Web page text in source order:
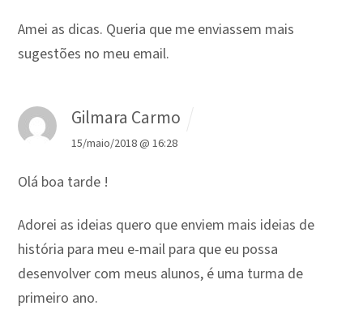
Amei as dicas. Queria que me enviassem mais
sugestões no meu email.
Gilmara Carmo
15/maio/2018 @ 16:28
Olá boa tarde !
Adorei as ideias quero que enviem mais ideias de
história para meu e-mail para que eu possa
desenvolver com meus alunos, é uma turma de
primeiro ano.